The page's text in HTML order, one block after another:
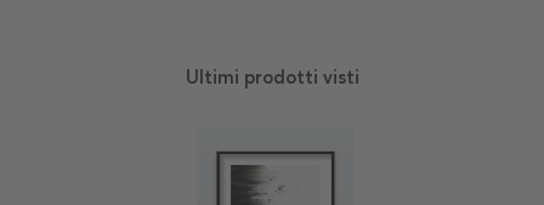
Ultimi prodotti visti